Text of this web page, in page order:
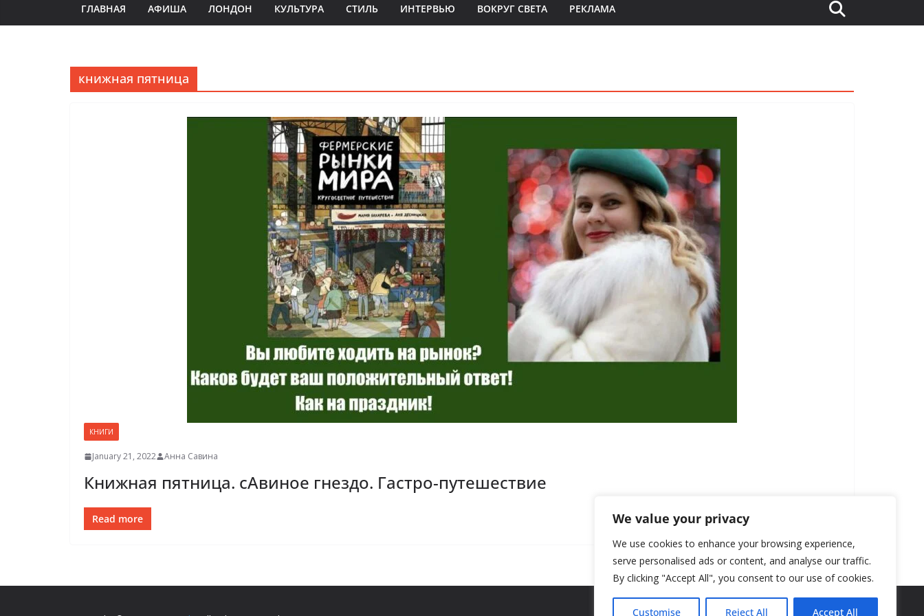
We value your privacy
We use cookies to enhance your browsing experience,
serve personalised ads or content, and analyse our traffic.
By clicking "Accept All", you consent to our use of cookies.
Customise Reject All Accept All
ГЛАВНАЯ АФИША ЛОНДОН КУЛЬТУРА СТИЛЬ ИНТЕРВЬЮ ВОКРУГ СВЕТА РЕКЛАМА
книжная пятница
КНИГИ
January 21, 2022 Анна Савина
Книжная пятница. сАвиное гнездо. Гастро-путешествие
Read more